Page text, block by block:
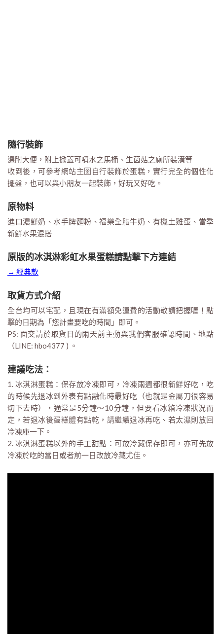
隨行裝飾
選附大便，附上掀蓋可噴水之馬桶、生菌菇之廁所裝潢等
收到後，可參考網站主圖自行裝飾於蛋糕，實行完全的個性化
擺盤，也可以與小朋友一起裝飾，好玩又好吃。
原物料
進口濃鮮奶、水手牌麵粉、福樂全脂牛奶、有機土雞蛋、當季
新鮮水果混搭
原版的冰淇淋彩虹水果蛋糕請點擊下方連結
→ 經典款
取貨方式介紹
全台均可以宅配，且現在有滿額免運費的活動敬請把握喔！點
擊的日期為「您計畫要吃的時間」即可。
PS: 面交請於取貨日的兩天前主動與我們客服確認時間、地點
（LINE: hbo4377 ) 。
建議吃法：
1. 冰淇淋蛋糕：保存放冷凍即可，冷凍兩週都很新鮮好吃，吃
的時候先退冰到外表有點融化時最好吃（也就是金屬刀很容易
切下去時），通常是5分鐘～10分鐘，但要看冰箱冷凍狀況而
定，若退冰後蛋糕體有點乾，請繼續退冰再吃、若太濕則放回
冷凍庫一下。
2. 冰淇淋蛋糕以外的手工甜點：可放冷藏保存即可，亦可先放
冷凍於吃的當日或者前一日改放冷藏尤佳。